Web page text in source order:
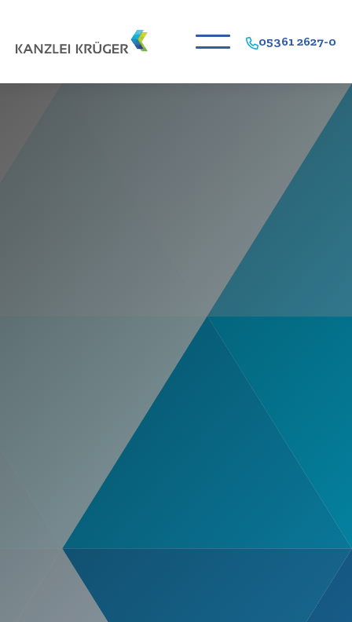
05361 2627-0